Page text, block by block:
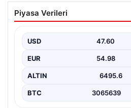
Türk sinemasında
Özgün Özçelik’in en iyi
Piyasa Verileri
USD 47.60
EUR 54.98
ALTIN 6495.6
BTC 3065639